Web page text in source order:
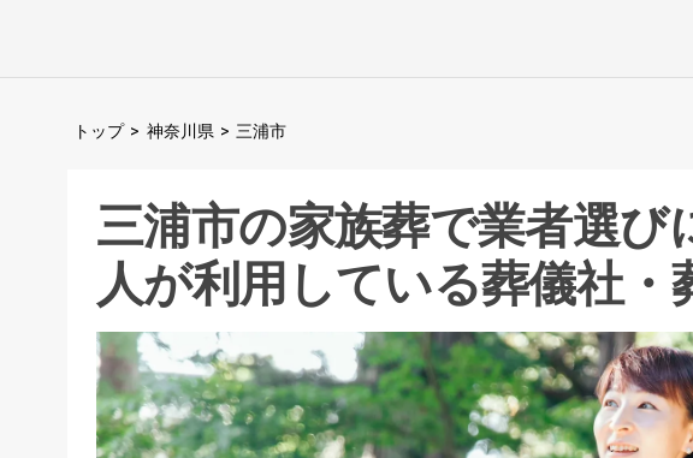
トップ > 神奈川県 > 三浦市
三浦市の家族葬で業者選び
人が利用している葬儀社・